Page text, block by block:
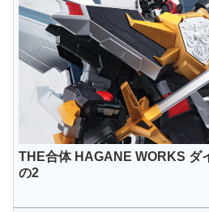
THE合体 HAGANE WORKS ダ
の2